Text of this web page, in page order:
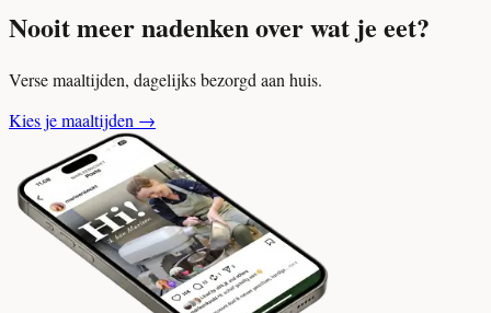
Nooit meer nadenken over wat je eet?
Verse maaltijden, dagelijks bezorgd aan huis.
Kies je maaltijden →